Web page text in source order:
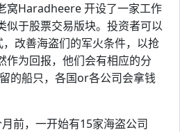
窝Haradheere 开设了一家工作
似于股票交易版块。投资者可以
改善海盗们的军火条件，以抢
作为回报，他们会有相应的分
的船只，各国or各公司会拿钱
前，一开始有15家海盗公司